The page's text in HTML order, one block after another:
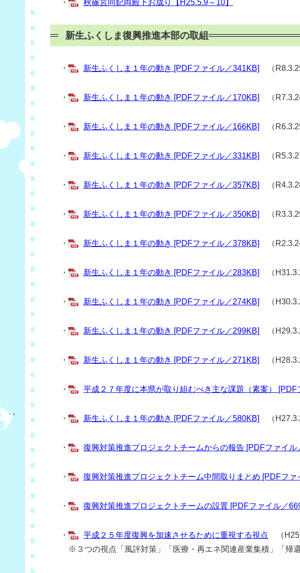
・ 秋篠宮同妃両殿下お成り【H25.5.9～10】
新生ふくしま復興推進本部の取組
・ 新生ふくしま１年の動き [PDFファイル／341KB] （
・ 新生ふくしま１年の動き [PDFファイル／170KB] （
・ 新生ふくしま１年の動き [PDFファイル／166KB] （
・ 新生ふくしま１年の動き [PDFファイル／331KB] （
・ 新生ふくしま１年の動き [PDFファイル／357KB] （
・ 新生ふくしま１年の動き [PDFファイル／350KB] （
・ 新生ふくしま１年の動き [PDFファイル／378KB] （
・ 新生ふくしま１年の動き [PDFファイル／283KB] （
・ 新生ふくしま１年の動き [PDFファイル／274KB] （
・ 新生ふくしま１年の動き [PDFファイル／299KB] （
・ 新生ふくしま１年の動き [PDFファイル／271KB] （
・ 平成２７年度に本県が取り組むべき主な課題（素案） [PDF
・ 新生ふくしま１年の動き [PDFファイル／580KB] （
・ 復興対策推進プロジェクトチームからの報告 [PDFファイル
・ 復興対策推進プロジェクトチーム中間取りまとめ [PDFファ
・ 復興対策推進プロジェクトチームの設置 [PDFファイル／
・ 平成２５年度復興を加速させるために重視する視点 （
※３つの視点「風評対策」「医療・再エネ関連産業集積」「帰還